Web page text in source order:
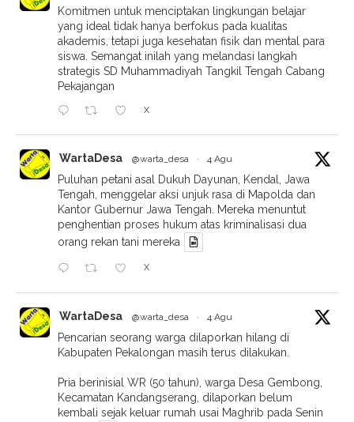
Komitmen untuk menciptakan lingkungan belajar
yang ideal tidak hanya berfokus pada kualitas
akademis, tetapi juga kesehatan fisik dan mental para
siswa. Semangat inilah yang melandasi langkah
strategis SD Muhammadiyah Tangkil Tengah Cabang
Pekajangan
X
WartaDesa @warta_desa · 4 Agu
Puluhan petani asal Dukuh Dayunan, Kendal, Jawa
Tengah, menggelar aksi unjuk rasa di Mapolda dan
Kantor Gubernur Jawa Tengah. Mereka menuntut
penghentian proses hukum atas kriminalisasi dua
orang rekan tani mereka
X
WartaDesa @warta_desa · 4 Agu
Pencarian seorang warga dilaporkan hilang di
Kabupaten Pekalongan masih terus dilakukan.
Pria berinisial WR (50 tahun), warga Desa Gembong,
Kecamatan Kandangserang, dilaporkan belum
kembali sejak keluar rumah usai Maghrib pada Senin